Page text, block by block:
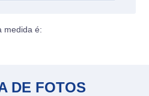
medida é:
DE FOTOS